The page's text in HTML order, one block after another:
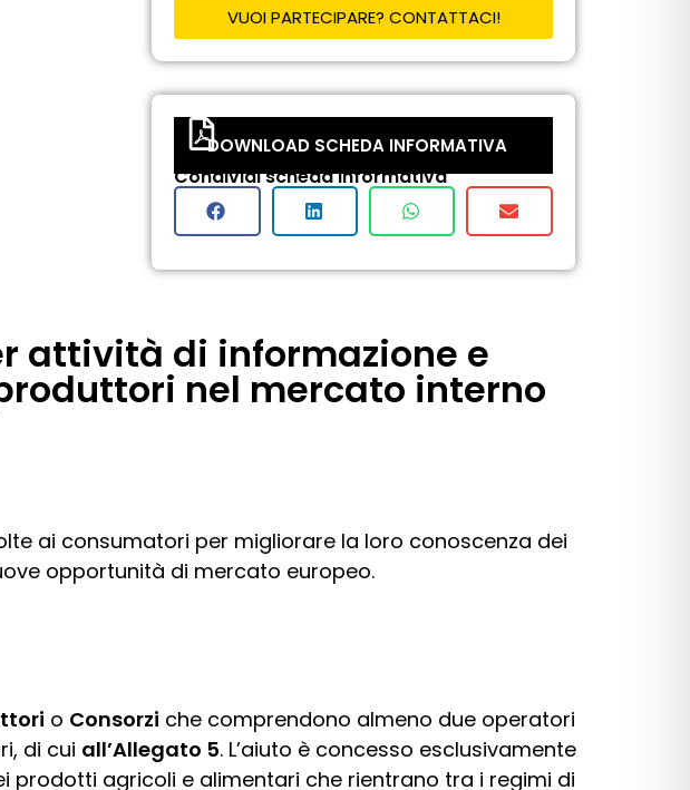
VUOI PARTECIPARE? CONTATTACI!
DOWNLOAD SCHEDA INFORMATIVA
Condividi scheda informativa
attività di informazione e
nel mercato interno
ai consumatori per migliorare la loro conoscenza dei
opportunità di mercato europeo.
o Consorzi che comprendono almeno due operatori
di cui all’Allegato 5. L’aiuto è concesso esclusivamente
agricoli e alimentari che rientrano tra i regimi di